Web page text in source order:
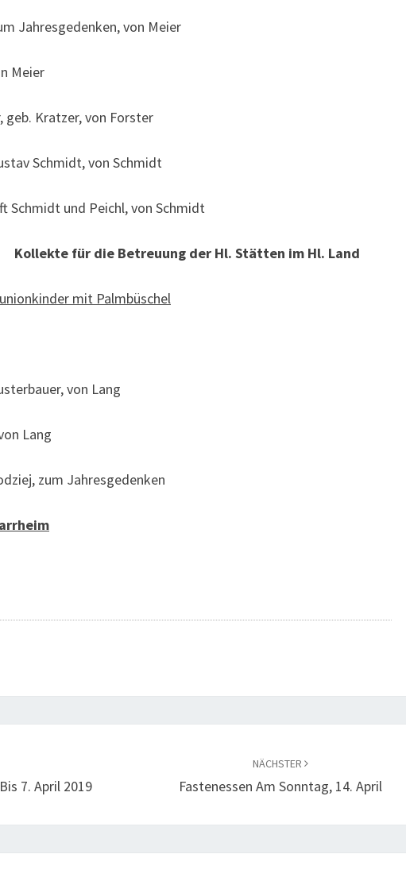
Jahresgedenken, von Meier
Meier
geb. Kratzer, von Forster
Schmidt, von Schmidt
Schmidt und Peichl, von Schmidt
Kollekte für die Betreuung der Hl. Stätten im Hl. Land
mit Palmbüschel
von Lang
Lang
zum Jahresgedenken
7. April 2019
NÄCHSTER
Fastenessen Am Sonntag, 14. April